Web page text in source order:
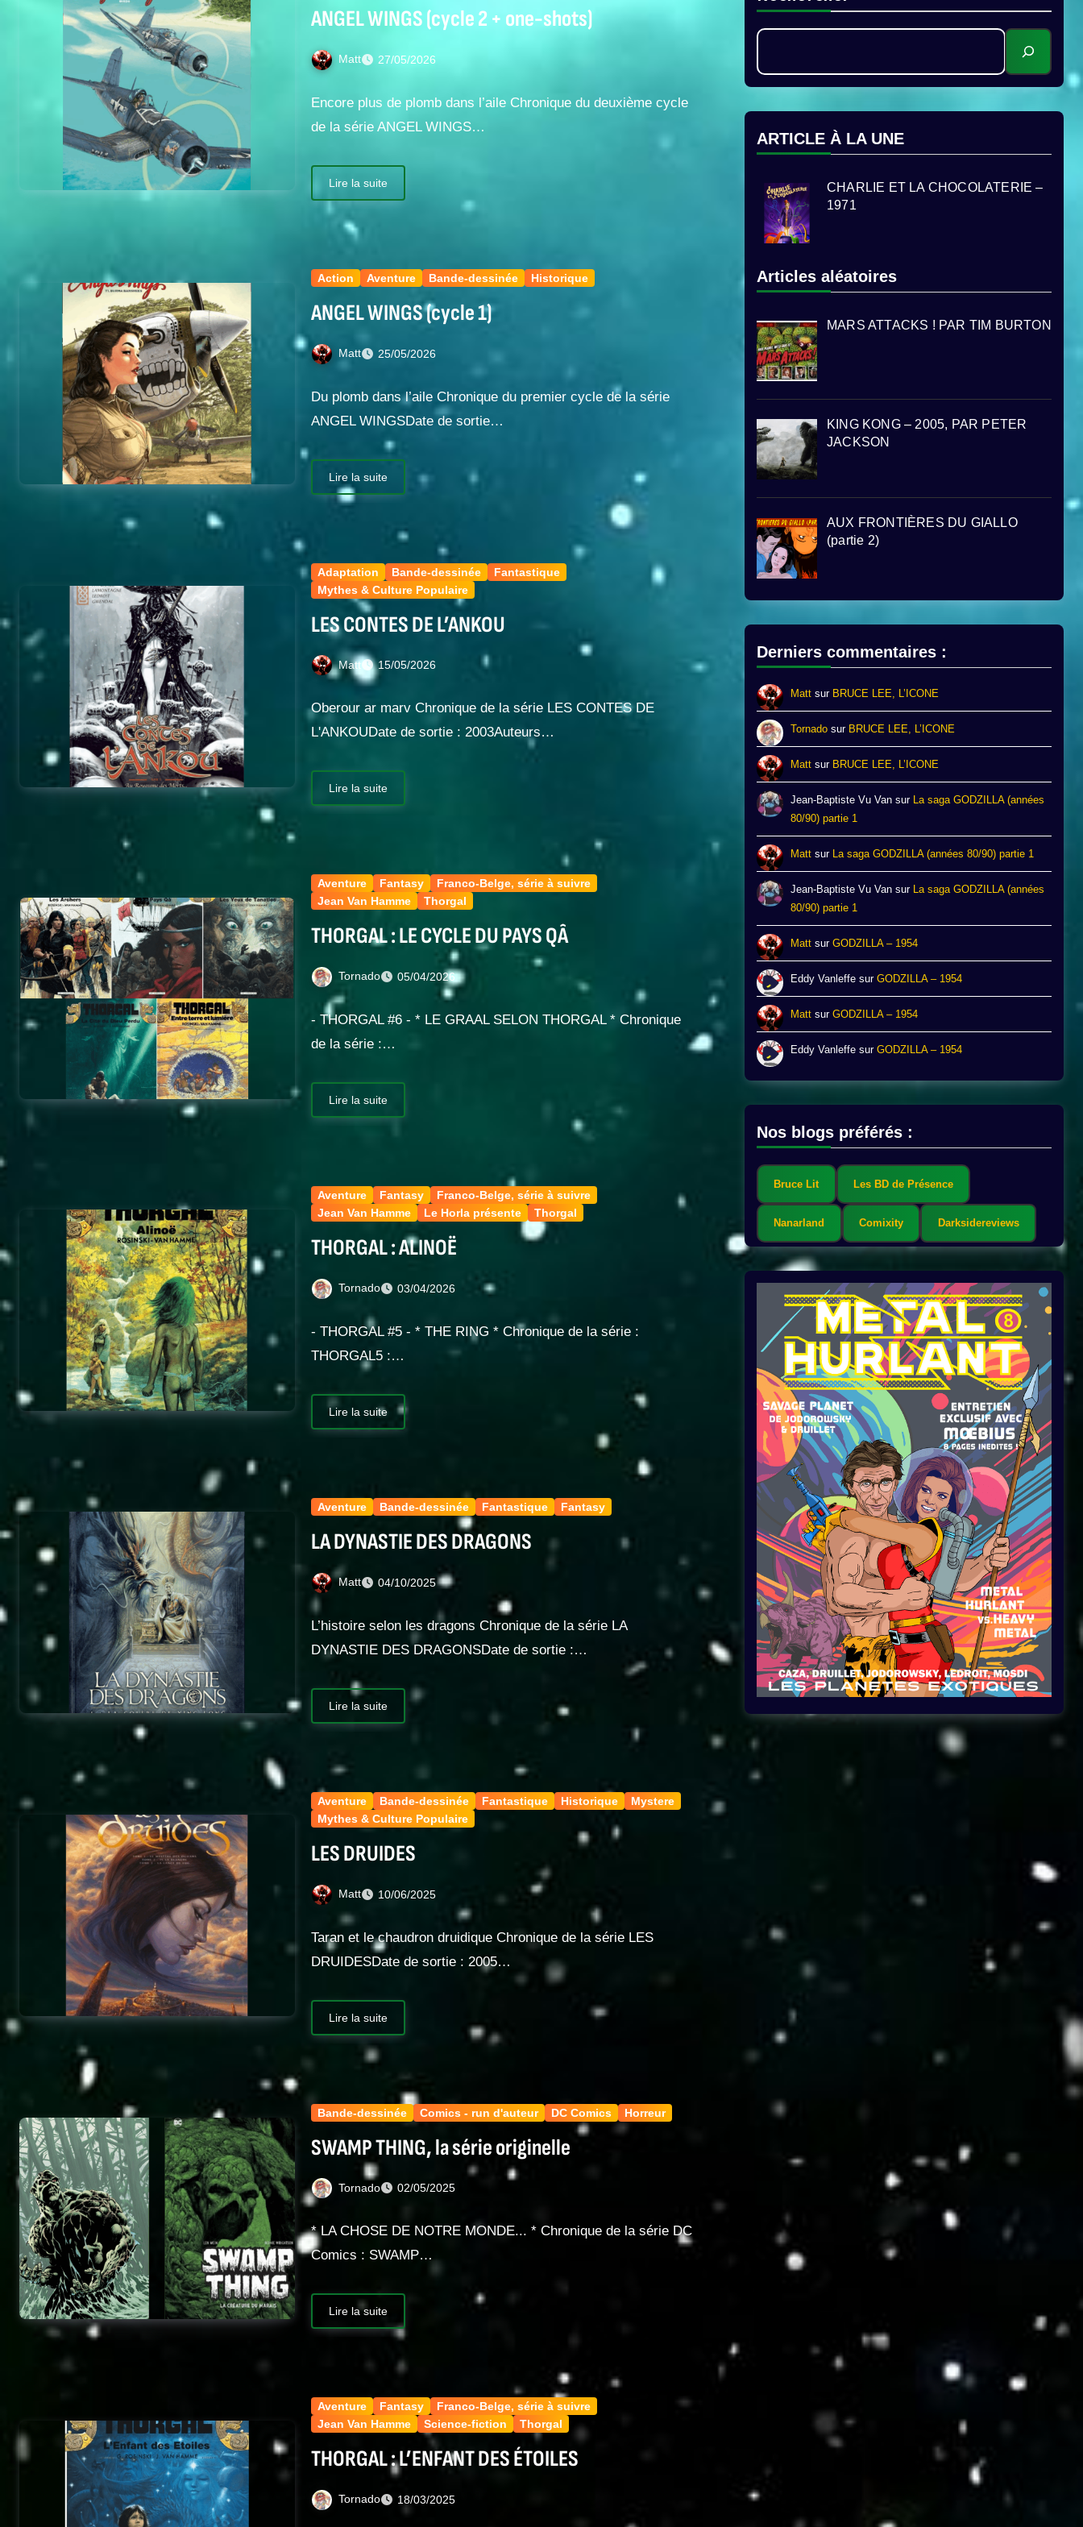
ANGEL WINGS (cycle 2 + one-shots)
Matt 27/05/2026
Encore plus de plomb dans l’aile Chronique du deuxième cycle
de la série ANGEL WINGS…
Lire la suite
Action Aventure Bande-dessinée Historique
ANGEL WINGS (cycle 1)
Matt 25/05/2026
Du plomb dans l’aile Chronique du premier cycle de la série
ANGEL WINGSDate de sortie…
Lire la suite
Adaptation Bande-dessinée
Fantastique
Mythes & Culture Populaire
LES CONTES DE L’ANKOU
Matt 15/05/2026
Oberour ar marv Chronique de la série LES CONTES DE
L'ANKOUDate de sortie : 2003Auteurs…
Lire la suite
Aventure Fantasy
Franco-Belge, série à suivre
Jean Van Hamme
Thorgal
THORGAL : LE CYCLE DU PAYS QÂ
Tornado 05/04/2026
- THORGAL #6 - * LE GRAAL SELON THORGAL * Chronique
de la série :…
Lire la suite
Aventure Fantasy
Franco-Belge, série à suivre
Jean Van Hamme
Le Horla présente Thorgal
THORGAL : ALINOË
Tornado 03/04/2026
- THORGAL #5 - * THE RING * Chronique de la série :
THORGAL5 :…
Lire la suite
Aventure Bande-dessinée Fantastique Fantasy
LA DYNASTIE DES DRAGONS
Matt 04/10/2025
L’histoire selon les dragons Chronique de la série LA
DYNASTIE DES DRAGONSDate de sortie :…
Lire la suite
Aventure Bande-dessinée Fantastique Historique
Mystere
Mythes & Culture Populaire
LES DRUIDES
Matt 10/06/2025
Taran et le chaudron druidique Chronique de la série LES
DRUIDESDate de sortie : 2005…
Lire la suite
Bande-dessinée Comics - run d'auteur DC Comics Horreur
SWAMP THING, la série originelle
Tornado 02/05/2025
* LA CHOSE DE NOTRE MONDE... * Chronique de la série DC
Comics : SWAMP…
Lire la suite
Aventure Fantasy
Franco-Belge, série à suivre
Jean Van Hamme
Science-fiction Thorgal
THORGAL : L’ENFANT DES ÉTOILES
Tornado 18/03/2025
ARTICLE À LA UNE
CHARLIE ET LA CHOCOLATERIE –
1971
Articles aléatoires
MARS ATTACKS ! PAR TIM BURTON
KING KONG – 2005, PAR PETER
JACKSON
AUX FRONTIÈRES DU GIALLO
(partie 2)
Derniers commentaires :
Matt sur BRUCE LEE, L’ICONE
Tornado sur BRUCE LEE, L’ICONE
Matt sur BRUCE LEE, L’ICONE
Jean-Baptiste Vu Van sur La saga GODZILLA (années
80/90) partie 1
Matt sur La saga GODZILLA (années 80/90) partie 1
Jean-Baptiste Vu Van sur La saga GODZILLA (années
80/90) partie 1
Matt surGODZILLA – 1954
Eddy Vanleffe surGODZILLA – 1954
Matt surGODZILLA – 1954
Eddy Vanleffe surGODZILLA – 1954
Nos blogs préférés :
Bruce Lit Les BD de Présence
Nanarland Comixity Darksidereviews